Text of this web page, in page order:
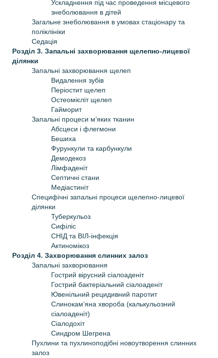
Ускладнення під час проведення місцевого
знеболювання в дітей
Загальне знеболювання в умовах стаціонару та
поліклініки
Седація
Розділ 3. Запальні захворювання щелепно-лицевої
ділянки
Запальні захворювання щелеп
Видалення зубів
Періостит щелеп
Остеомієліт щелеп
Гайморит
Запальні процеси м’яких тканин
Абсцеси і флегмони
Бешиха
Фурункули та карбункули
Демодекоз
Лімфаденіт
Септичні стани
Медіастиніт
Специфічні запальні процеси щелепно-лицевої
ділянки
Туберкульоз
Сифіліс
СНІД та ВІЛ-інфекція
Актиномікоз
Розділ 4. Захворювання слинних залоз
Запальні захворювання
Гострий вірусний сіалоаденіт
Гострий бактеріальний сіалоаденіт
Ювенільний рецидивний паротит
Слинокам’яна хвороба (калькульозний
сіалоаденіт)
Сіалодохіт
Синдром Шегрена
Пухлини та пухлиноподібні новоутворення слинних
залоз